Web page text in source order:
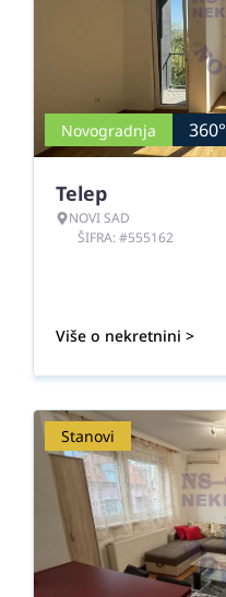
Novogradnja 360°
Telep
NOVI SAD
ŠIFRA: #555162
Više o nekretnini >
Stanovi